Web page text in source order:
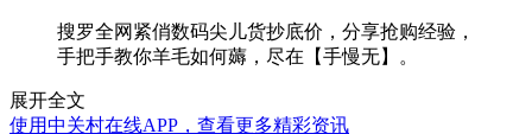
搜罗全网紧俏数码尖儿货抄底价，分享抢购经验，
手把手教你羊毛如何薅，尽在【手慢无】。
展开全文
使用中关村在线APP，查看更多精彩资讯